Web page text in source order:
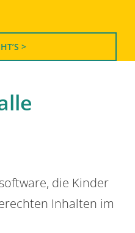
>
die Kinder
Inhalten im